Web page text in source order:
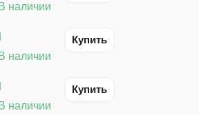
В наличии
В наличии
Купить
В наличии
Купить